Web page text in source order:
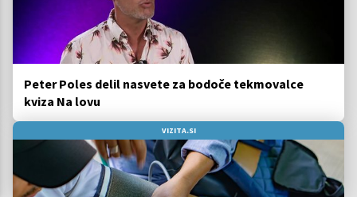
Peter Poles delil nasvete za bodoče tekmovalce
kviza Na lovu
VIZITA.SI